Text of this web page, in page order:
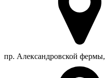
пр. Александровской